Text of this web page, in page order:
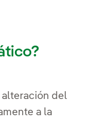
alteración del
a la